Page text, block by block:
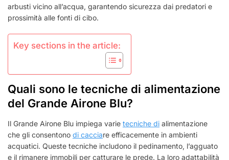
arbusti vicino all’acqua, garantendo sicurezza dai predatori e
prossimità alle fonti di cibo.
Key sections in the article:
Quali sono le tecniche di alimentazione
del Grande Airone Blu?
Il Grande Airone Blu impiega varie tecniche di alimentazione
che gli consentono di cacciare efficacemente in ambienti
acquatici. Queste tecniche includono il pedinamento, l’agguato
e il rimanere immobili per catturare le prede. La loro adattabilità